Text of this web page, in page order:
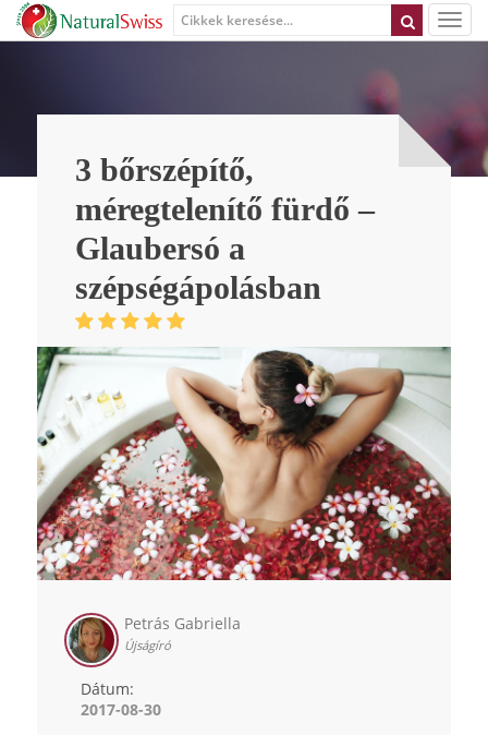
3 bőrszépítő,
méregtelenítő fürdő –
Glaubersó a
szépségápolásban
Petrás Gabriella
Újságíró
Dátum:
2017-08-30